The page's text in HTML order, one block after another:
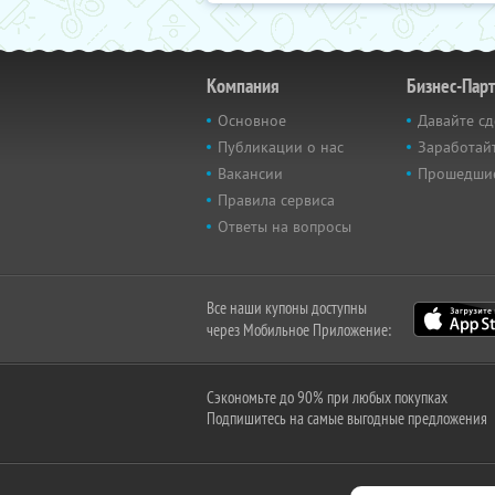
Компания
Основное
Публикации о нас
Вакансии
Правила сервиса
Ответы на вопросы
Бизнес-
Давайте
Все наши купоны доступны
через Мобильное Приложение:
Сэкономьте до 90% при любых покупках
Подпишитесь на самые выгодные предложения